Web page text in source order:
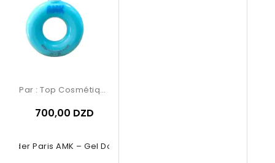
Paris AMK – Gel Douche Bleu
Par : Top Cosmétiques
700,00 DZD